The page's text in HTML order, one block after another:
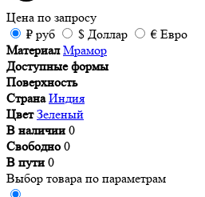
Цена по запросу
₽ руб $ Доллар € Евро
Материал Мрамор
Доступные формы
Поверхность
Страна Индия
Цвет Зеленый
В наличии 0
Свободно 0
В пути 0
Выбор товара по параметрам